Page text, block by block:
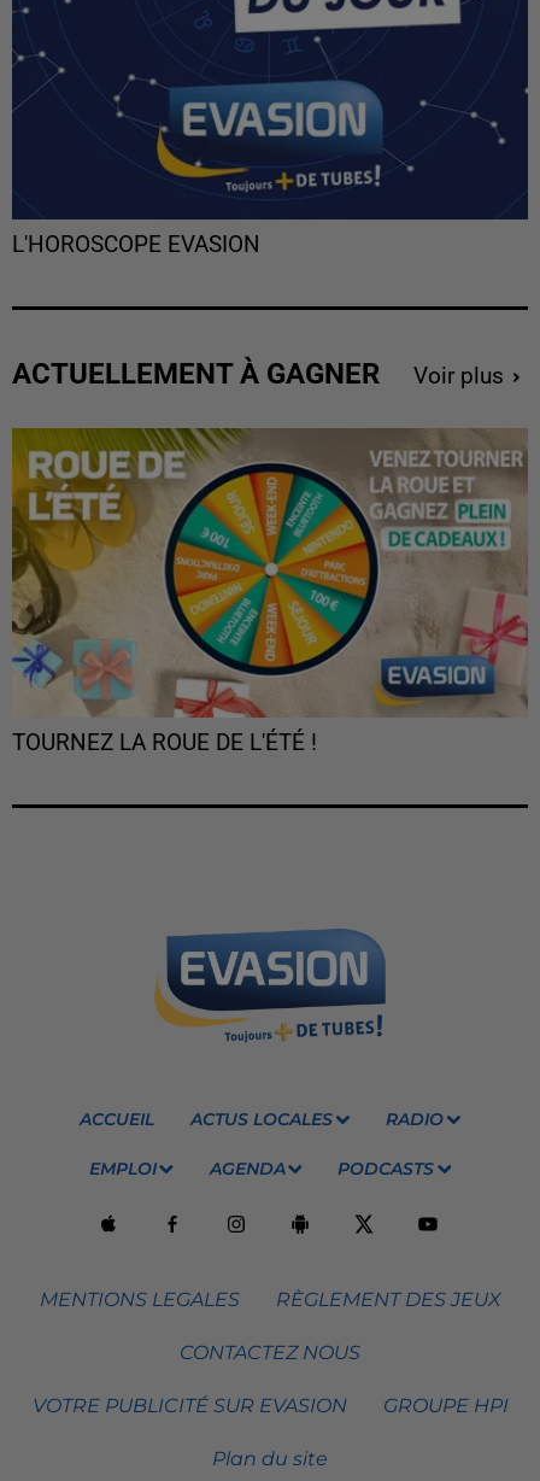
L'HOROSCOPE EVASION
ACTUELLEMENT À GAGNER Voir plus
TOURNEZ LA ROUE DE L'ÉTÉ !
ACCUEIL ACTUS LOCALES RADIO
EMPLOI AGENDA PODCASTS
MENTIONS LEGALES RÈGLEMENT DES JEUX
CONTACTEZ NOUS
VOTRE PUBLICITÉ SUR EVASION GROUPE HPI
Plan du site